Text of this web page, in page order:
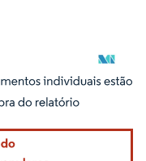
conforme CC BY 4.0.